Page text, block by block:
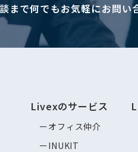
で何でもお気軽にお問い
Livexのサービス
オフィス仲介
INUKIT